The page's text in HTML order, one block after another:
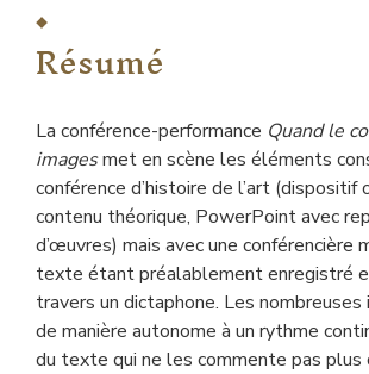
Résumé
La conférence-performance Quand le
imagesmet en scène les éléments
conférence d’histoire de l’art (dispositif
contenu théorique, PowerPoint avec
d’œuvres) mais avec une conférencière
texte étant préalablement enregistré
travers un dictaphone. Les
de manière autonome à un rythme
du texte qui ne les commente pas plus